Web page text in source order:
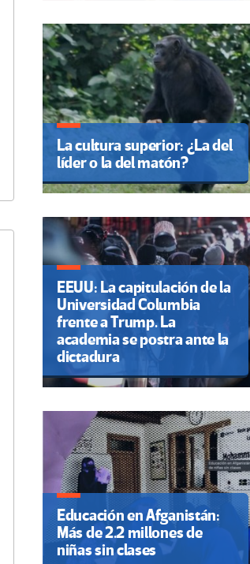
La cultura superior: ¿La del
líder o la del matón?
EEUU: La capitulación de la
Universidad Columbia
frente a Trump. La
academia se postra ante la
dictadura
Educación en Afganistán:
Más de 2.2 millones de
niñas sin clases